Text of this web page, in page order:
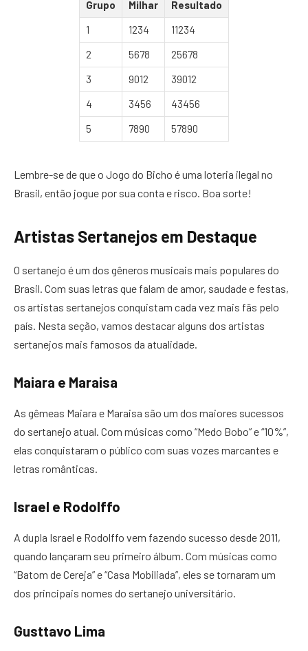
Grupo Milhar
Resultado
1
1234
11234
2
5678
25678
3
9012
39012
4
3456
43456
5
7890 57890
Lembre-se de que o Jogo do Bicho é uma loteria ilegal no
Brasil, então jogue por sua conta e risco. Boa sorte!
Artistas Sertanejos em Destaque
O sertanejo é um dos gêneros musicais mais populares do
Brasil. Com suas letras que falam de amor, saudade e festas,
os artistas sertanejos conquistam cada vez mais fãs pelo
país. Nesta seção, vamos destacar alguns dos artistas
sertanejos mais famosos da atualidade.
Maiara e Maraisa
As gêmeas Maiara e Maraisa são um dos maiores sucessos
do sertanejo atual. Com músicas como “Medo Bobo” e “10%”,
elas conquistaram o público com suas vozes marcantes e
letras românticas.
Israel e Rodolffo
A dupla Israel e Rodolffo vem fazendo sucesso desde 2011,
quando lançaram seu primeiro álbum. Com músicas como
“Batom de Cereja” e “Casa Mobiliada”, eles se tornaram um
dos principais nomes do sertanejo universitário.
Gusttavo Lima